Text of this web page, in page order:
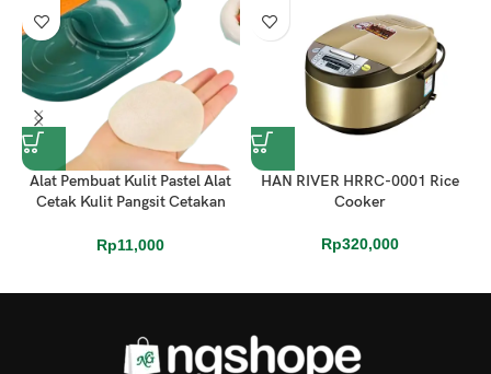
Alat Pembuat Kulit Pastel Alat
Cetak Kulit Pangsit Cetakan
Rp11,000
HAN RIVER HRRC-0001 Rice
Cooker
Rp320,000